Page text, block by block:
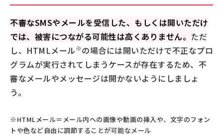
不審なSMSやメールを受信した、もしくは開いただけ
では、被害につながる可能性は高くありません。 ただ
し、HTMLメール※の場合には開いただけで不正なプロ
グラムが実行されてしまうケースが存在するため、不
審なメールやメッセージは開かないようにしましょ
う。
※HTMLメール＝メール内への画像や動画の挿入や、文字のフォン
トや色など自由に調節することが可能なメール